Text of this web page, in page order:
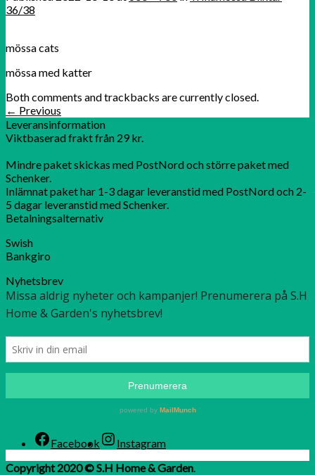
36/38
mössa cats
mössa med katter
Both comments and trackbacks are currently closed.
← Previous
Leveransinformation
Viktbaserad frakt från 29 kr.
Mindre paket skickas med PostNord och större paket med
Schenker.
Inlämnat paket har 1-3 dagar leveranstid med PostNord och 2-
5 dagar leveranstid med Schenker.
Betalningsalternativ
Swish
Bankgiro
Nyhetsbrev
Facebook
Instagram
Copyright 2020 © S.H Home & Garden.